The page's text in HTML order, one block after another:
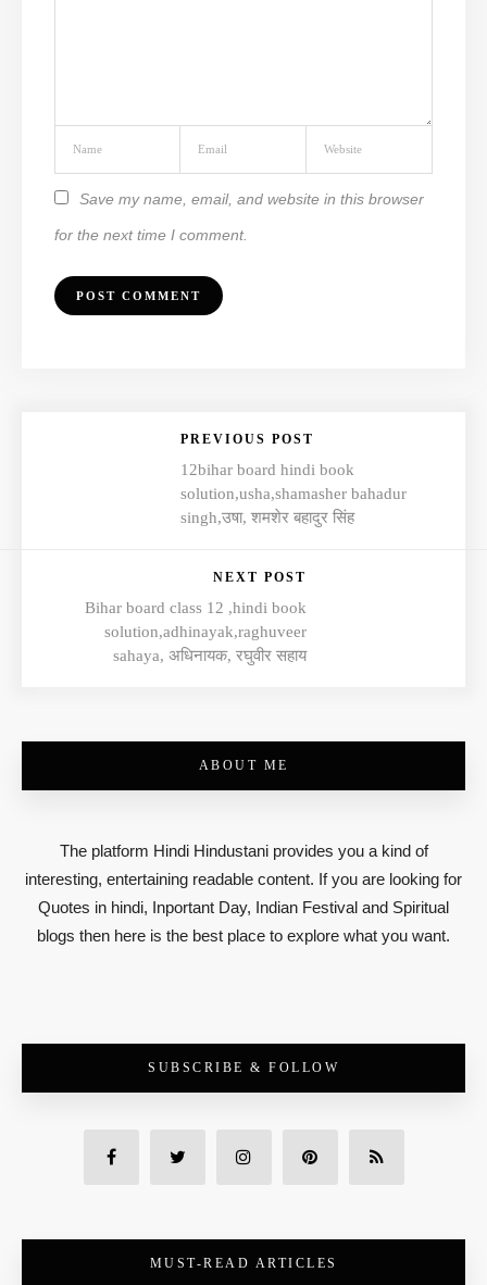
Save my name, email, and website in this browser
for the next time I comment.
PREVIOUS POST
12bihar board hindi book
solution,usha,shamasher bahadur
singh,उषा, शमशेर बहादुर सिंह
NEXT POST
Bihar board class 12 ,hindi book
solution,adhinayak,raghuveer
sahaya, अधिनायक, रघुवीर सहाय
ABOUT ME
The platform Hindi Hindustani provides you a kind of
interesting, entertaining readable content. If you are looking for
Quotes in hindi, Inportant Day, Indian Festival and Spiritual
blogs then here is the best place to explore what you want.
SUBSCRIBE & FOLLOW
MUST-READ ARTICLES